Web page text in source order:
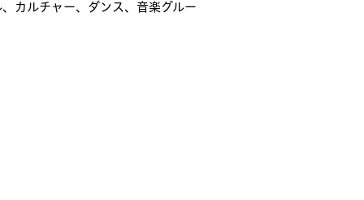
カルチャー、ダンス、音楽グルー